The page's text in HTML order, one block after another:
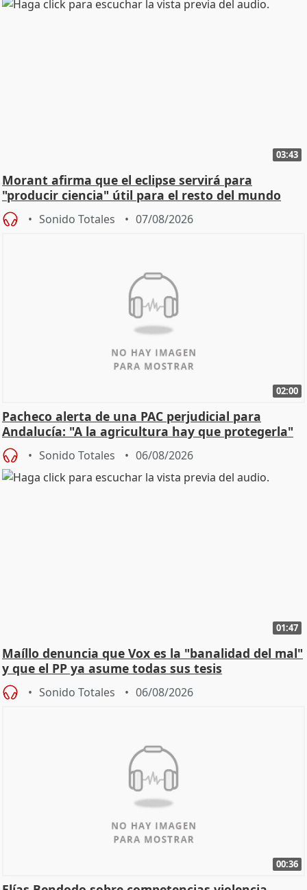
03:43
Morant afirma que el eclipse servirá para
"producir ciencia" útil para el resto del mundo
Sonido Totales 07/08/2026
02:00
Pacheco alerta de una PAC perjudicial para
Andalucía: "A la agricultura hay que protegerla"
Sonido Totales 06/08/2026
01:47
Maíllo denuncia que Vox es la "banalidad del mal"
y que el PP ya asume todas sus tesis
Sonido Totales 06/08/2026
00:36